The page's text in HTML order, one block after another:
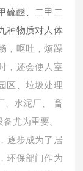
硫醚、二甲二
种物质对人体
， 呕吐，烦躁
，还会使人室
区、垃圾处理
、水泥厂、 畜
尤为重要。
逐步成为了居
环保部门作为